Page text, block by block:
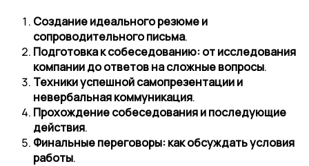
Создание идеального резюме и
сопроводительного письма.
Подготовка к собеседованию: от исследования
компании до ответов на сложные вопросы.
Техники успешной самопрезентации и
невербальная коммуникация.
Прохождение собеседования и последующие
действия.
Финальные переговоры: как обсуждать условия
работы.